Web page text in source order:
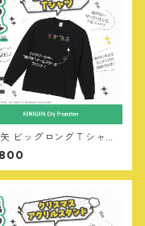
ビッグロングＴシャツ
ルスター・MILITARY v